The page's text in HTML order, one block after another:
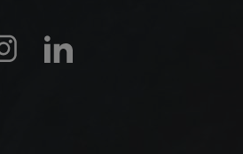
InstagramLinkedIn